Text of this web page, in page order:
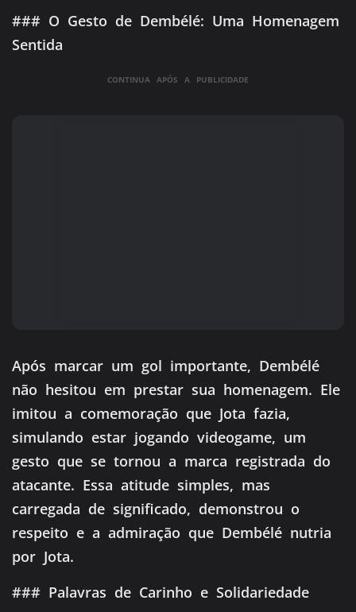
### O Gesto de Dembélé: Uma Homenagem
Sentida
CONTINUA APÓS A PUBLICIDADE
Após marcar um gol importante, Dembélé
não hesitou em prestar sua homenagem. Ele
imitou a comemoração que Jota fazia,
simulando estar jogando videogame, um
gesto que se tornou a marca registrada do
atacante. Essa atitude simples, mas
carregada de significado, demonstrou o
respeito e a admiração que Dembélé nutria
por Jota.
### Palavras de Carinho e Solidariedade